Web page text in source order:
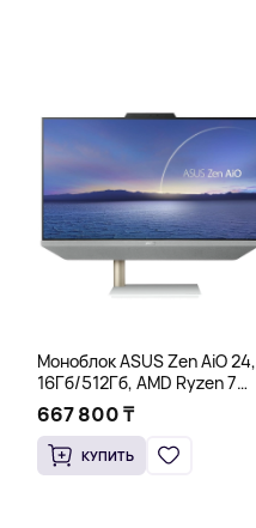
Моноблок ASUS Zen AiO 24,
16Гб/512Гб, AMD Ryzen 7
5825U, белый
667 800 ₸
КУПИТЬ